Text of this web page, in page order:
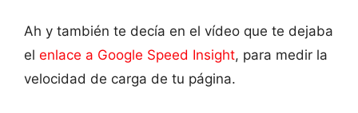
Ah y también te decía en el vídeo que te dejaba
el enlace a Google Speed Insight, para medir la
velocidad de carga de tu página.